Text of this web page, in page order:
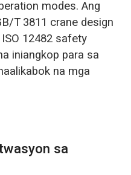
modes. Ang
T 3811 crane design
12482 safety
iniangkop para sa
na mga
sa